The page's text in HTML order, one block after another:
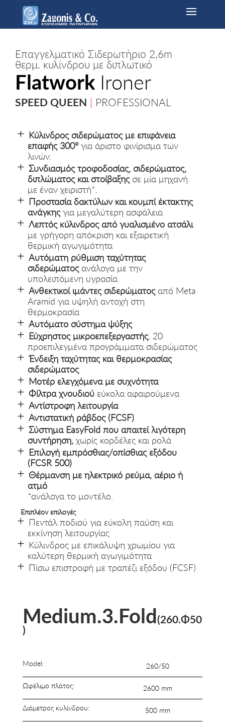
Επαγγελματικό Σιδερωτήριο 2,6m
θερμ. κυλίνδρου με διπλωτικό
Flatwork Ironer
SPEED QUEEN | PROFESSIONAL
Κύλινδρος σιδερώματος με επιφάνεια
επαφής 300°για άριστο φινίρισμα των
λινών.
Συνδιασμός τροφοδοσίας, σιδερώματος,
διπλώματος και στοίβαξηςσε μία μηχανή
με έναν χειριστή*.
Προστασία δακτύλων και κουμπί έκτακτης
ανάγκηςγια μεγαλύτερη ασφάλεια
Λεπτός κύλινδρος από γυαλισμένο ατσάλι
με γρήγορη απόκριση και εξαιρετική
θερμική αγωγιμότητα
Αυτόματη ρύθμιση ταχύτητας
σιδερώματοςανάλογα με την
υπολειπόμενη υγρασία
Ανθεκτικοί ιμάντες σιδερώματοςαπό Meta
Aramid για υψηλή αντοχή στη
θερμοκρασία
Αυτόματο σύστημα ψύξης
Εύχρηστος μικροεπεξεργαστής, 20
προεπιλεγμένα προγράμματα σιδερώματος
Ένδειξη ταχύτητας και θερμοκρασίας
σιδερώματος
Μοτέρ ελεγχόμενα με συχνότητα
Φίλτρα χνουδιούεύκολα αφαιρούμενα
Αντίστροφη λειτουργία
Αντιστατική ράβδος (FCSF)
Σύστημα EasyFold που απαιτεί λιγότερη
συντήρηση,χωρίς κορδέλες και ρολά
Επιλογή εμπρόσθιας/οπίσθιας εξόδου
(FCSR 500)
Θέρμανση με ηλεκτρικό ρεύμα, αέριο ή
ατμό
*ανάλογα το μοντέλο.
Επιπλέον επιλογές
Πεντάλ ποδιού για εύκολη παύση και
εκκίνηση λειτουργίας
Κύλινδρος με επικάλυψη χρωμίου για
καλύτερη θερμική αγωγιμότητα
Πίσω επιστροφή με τραπέζι εξόδου (FCSF)
Medium.3.Fold(260.Φ50
)
Model:
Ωφέλιμο πλάτος:
Διάμετρος κυλίνδρου:
260/50
2600 mm
500 mm